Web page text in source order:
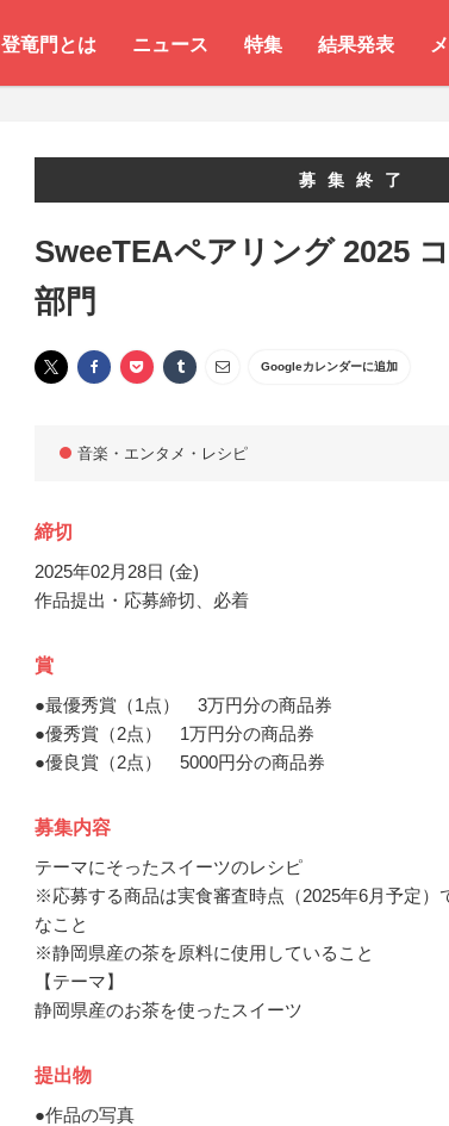
登竜門とは ニュース 特集 結果発表
募集終了
SweeTEAペアリング 2025
部門
Googleカレンダーに追加
音楽・エンタメ・レシピ
締切
2025年02月28日 (金)
作品提出・応募締切、必着
賞
●最優秀賞（1点） 3万円分の商品券
●優秀賞（2点） 1万円分の商品券
●優良賞（2点） 5000円分の商品券
募集内容
テーマにそったスイーツのレシピ
※応募する商品は実食審査時点（2025年6月予定）
なこと
※静岡県産の茶を原料に使用していること
【テーマ】
静岡県産のお茶を使ったスイーツ
提出物
●作品の写真